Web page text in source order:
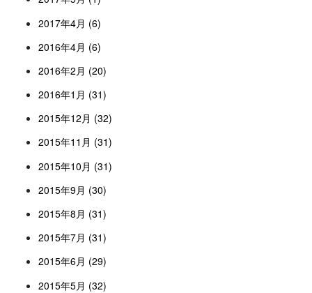
2017年4月 (6)
2016年4月 (6)
2016年2月 (20)
2016年1月 (31)
2015年12月 (32)
2015年11月 (31)
2015年10月 (31)
2015年9月 (30)
2015年8月 (31)
2015年7月 (31)
2015年6月 (29)
2015年5月 (32)